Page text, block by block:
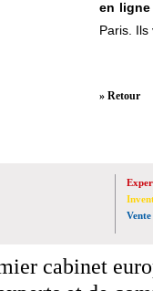
en
Paris.
» Retour
Vente
cabinet